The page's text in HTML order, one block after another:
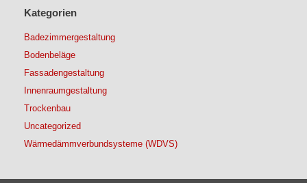
Kategorien
Badezimmergestaltung
Bodenbeläge
Fassadengestaltung
Innenraumgestaltung
Trockenbau
Uncategorized
Wärmedämmverbundsysteme (WDVS)